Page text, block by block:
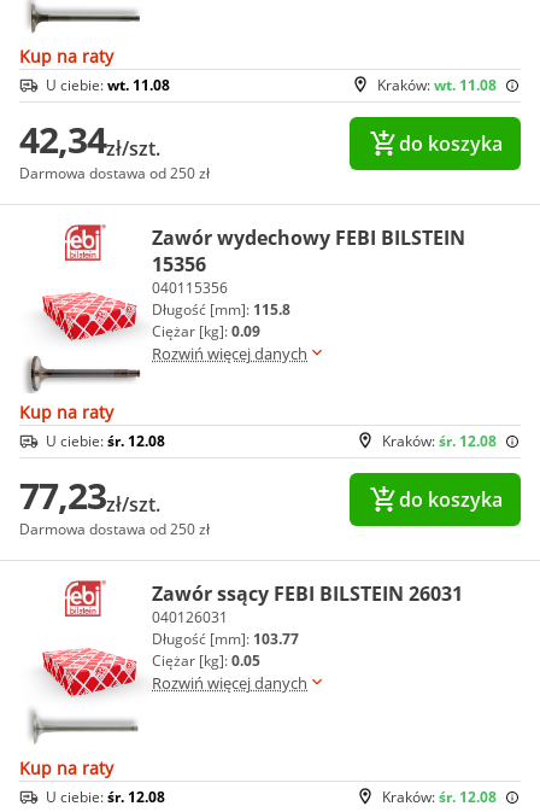
Kup na raty
Kraków:wt. 11.08
U ciebie:wt. 11.08
42,34zł/szt.
Darmowa dostawa od 250 zł
do koszyka
Zawór wydechowy FEBI BILSTEIN
15356
040115356
Długość [mm]: 115.8
Ciężar [kg]:0.09
Rozwiń więcej danych
Kup na raty
Kraków:śr. 12.08
U ciebie:śr. 12.08
77,23zł/szt.
Darmowa dostawa od 250 zł
do koszyka
Zawór ssący FEBI BILSTEIN 26031
040126031
Długość [mm]: 103.77
Ciężar [kg]:0.05
Rozwiń więcej danych
Kup na raty
Kraków:śr. 12.08
U ciebie:śr. 12.08